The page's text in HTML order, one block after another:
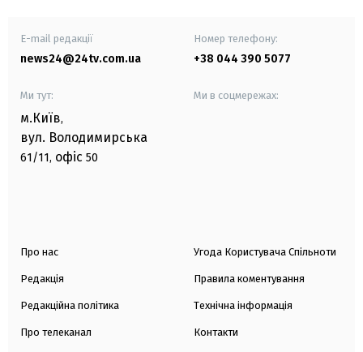
E-mail редакції
news24@24tv.com.ua
Номер телефону:
+38 044 390 5077
Ми тут:
м.Київ,
вул. Володимирська
61/11, офіс 50
Ми в соцмережах:
Про нас
Редакція
Редакційна політика
Про телеканал
Угода Користувача Спільноти
Правила коментування
Технічна інформація
Контакти